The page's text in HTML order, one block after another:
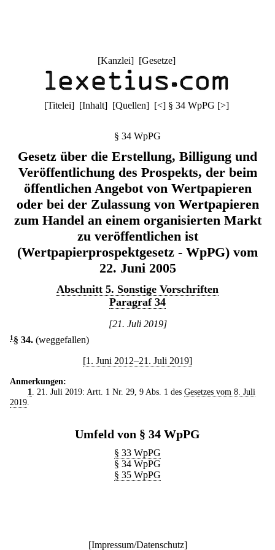
[Kanzlei] [Gesetze]
[Titelei] [Inhalt] [Quellen] [<] § 34 WpPG [>]
§ 34 WpPG
Gesetz über die Erstellung, Billigung und
Veröffentlichung des Prospekts, der beim
öffentlichen Angebot von Wertpapieren
oder bei der Zulassung von Wertpapieren
zum Handel an einem organisierten Markt
zu veröffentlichen ist
(Wertpapierprospektgesetz - WpPG) vom
22. Juni 2005
Abschnitt 5. Sonstige Vorschriften
Paragraf 34
[21. Juli 2019]
1 § 34. (weggefallen)
[1. Juni 2012–21. Juli 2019]
Anmerkungen:
1
. 21. Juli 2019: Artt. 1 Nr. 29, 9 Abs. 1 des Gesetzes vom 8. Juli
2019
Umfeld von § 34 WpPG
§ 33 WpPG
§ 34 WpPG
§ 35 WpPG
[Impressum/Datenschutz]